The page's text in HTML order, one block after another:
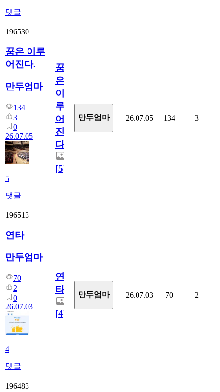
댓글
196530
꿈은 이루
어진다.
만두엄마
134
3
0
26.07.05
5
댓글
꿈
은
이
루
어
진
다.
[5]
만두엄마 26.07.05 134 3
196513
연타
만두엄마
70
2
0
26.07.03
4
댓글
연
타
[4]
만두엄마 26.07.03 70 2
196483